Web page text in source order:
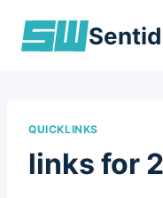
QUICKLINKS
links for